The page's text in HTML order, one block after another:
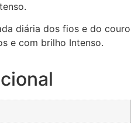
diária dos fios e do couro
e com brilho Intenso.